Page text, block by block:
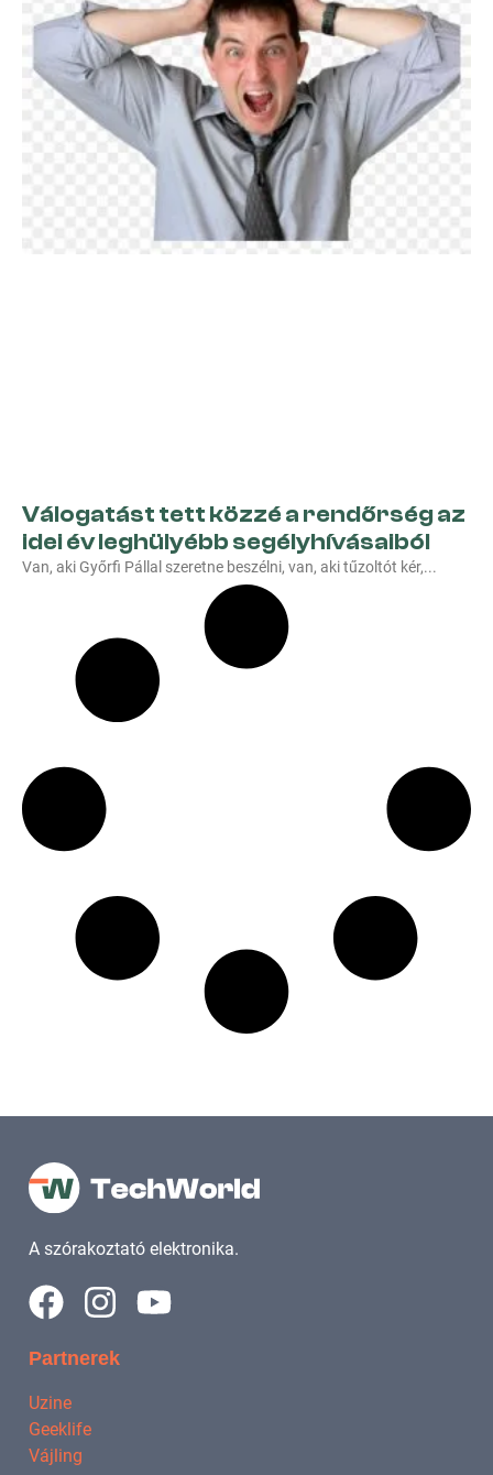
Válogatást tett közzé a rendőrség az
idei év leghülyébb segélyhívásaiból
Van, aki Győrfi Pállal szeretne beszélni, van, aki tűzoltót kér,
A szórakoztató elektronika.
Partnerek
Uzine
Geeklife
Vájling